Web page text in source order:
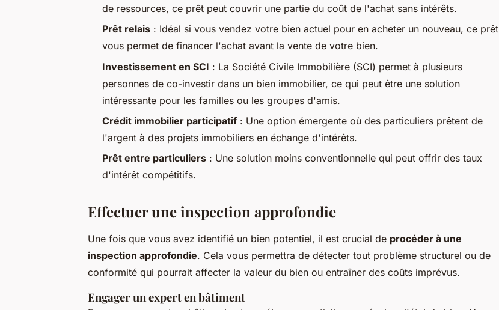
de ressources, ce prêt peut couvrir une partie du coût de l'achat sans intérêts.
Prêt relais : Idéal si vous vendez votre bien actuel pour en acheter un nouveau, ce prêt
vous permet de financer l'achat avant la vente de votre bien.
Investissement en SCI : La Société Civile Immobilière (SCI) permet à plusieurs
personnes de co-investir dans un bien immobilier, ce qui peut être une solution
intéressante pour les familles ou les groupes d'amis.
Crédit immobilier participatif: Une option émergente où des particuliers prêtent de
l'argent à des projets immobiliers en échange d'intérêts.
Prêt entre particuliers : Une solution moins conventionnelle qui peut offrir des taux
d'intérêt compétitifs.
Effectuer une inspection approfondie
Une fois que vous avez identifié un bien potentiel, il est crucial de procéder à une
inspection approfondie. Cela vous permettra de détecter tout problème structurel ou de
conformité qui pourrait affecter la valeur du bien ou entraîner des coûts imprévus.
Engager un expert en bâtiment